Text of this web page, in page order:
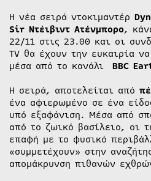
Η νέα σειρά ντοκιμαντέρ
Sir Ντέιβιντ Ατένμπορο,
22/11 στις 23.00 και οι
TV θα έχουν την ευκαιρία
μέσα από το κανάλι BBC
Η σειρά, αποτελείται από
ένα αφιερωμένο σε ένα
υπό εξαφάνιση. Μέσα από
από το ζωικό βασίλειο, οι
επαφή με το φυσικό
«συμμετέχουν» στην
απομάκρυνση πιθανών